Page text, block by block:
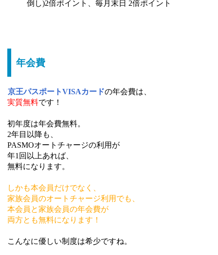
倒し)2倍ポイント、毎月末日 2倍ポイント
年会費
京王パスポートVISAカードの年会費は、
実質無料です！
初年度は年会費無料。
2年目以降も、
PASMOオートチャージの利用が
年1回以上あれば、
無料になります。
しかも本会員だけでなく、
家族会員のオートチャージ利用でも、
本会員と家族会員の年会費が
両方とも無料になります！
こんなに優しい制度は希少ですね。